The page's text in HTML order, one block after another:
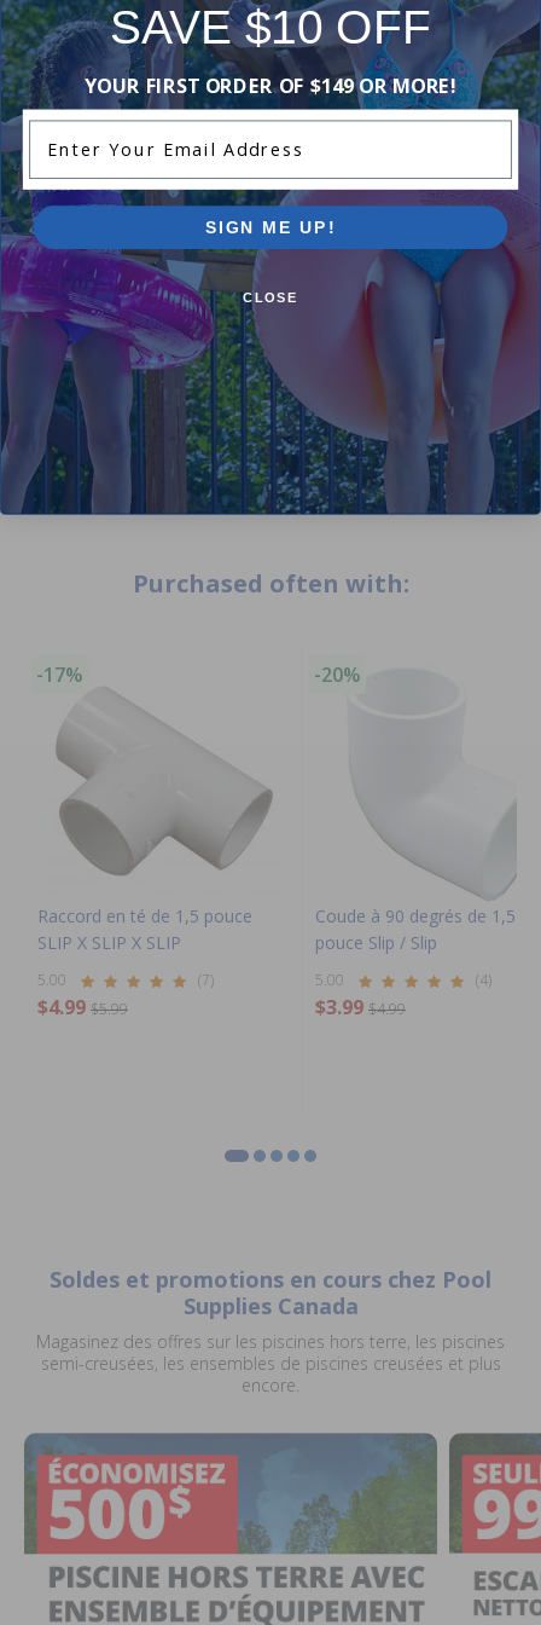
Comments:
As advertised.
- August 21st
Great as described
Alex Y
- June 14th
Add Review
Purchased often with:
-17%
Raccord en té de 1,5 pouce
SLIP X SLIP X SLIP
5.00 (7)
$4.99 $5.99
-20%
Coude à 90 degrés de 1,5
pouce Slip / Slip
5.00 (4)
$3.99 $4.99
Soldes et promotions en cours chez Pool
Supplies Canada
Magasinez des offres sur les piscines hors terre, les piscines
semi-creusées, les ensembles de piscines creusées et plus
encore.
SAVE $10 OFF
YOUR FIRST ORDER OF $149 OR MORE!
SIGN ME UP!
CLOSE